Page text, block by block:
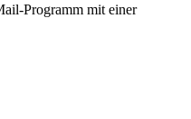
Programm mit einer